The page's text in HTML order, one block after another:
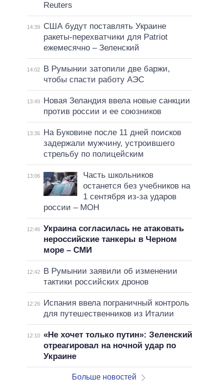
Reuters
14:39
США будут поставлять Украине
ракеты-перехватчики для Patriot
ежемесячно – Зеленский
14:02
В Румынии затопили две баржи,
чтобы спасти работу АЭС
13:49
Новая Зеландия ввела новые санкции
против россии и ее союзников
13:36
На Буковине после 11 дней поисков
задержали мужчину, устроившего
стрельбу по полицейским
13:06
Часть школьников
останется без учебников на
1 сентября из-за ударов
россии – МОН
12:46 Украина согласилась не атаковать
нероссийские танкеры в Черном
море – СМИ
12:42
В Румынии заявили об изменении
тактики российских дронов
12:26
Испания ввела пограничный контроль
для путешественников из Италии
12:10 «Не хочет только путин»: Зеленский
отреагировал на ночной удар по
Украине
Больше новостей